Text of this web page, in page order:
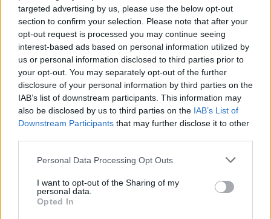
targeted advertising by us, please use the below opt-out
section to confirm your selection. Please note that after your
opt-out request is processed you may continue seeing
interest-based ads based on personal information utilized by
us or personal information disclosed to third parties prior to
your opt-out. You may separately opt-out of the further
disclosure of your personal information by third parties on the
IAB’s list of downstream participants. This information may
also be disclosed by us to third parties on the IAB’s List of
Downstream Participants that may further disclose it to other
Personal Data Processing Opt Outs
I want to opt-out of the Sharing of my
personal data.
Opted In
2026. augusztus 08., szombat
Vaddisznó szaladt le a budapesti
metróba, felszállt az egyik kocsira,
majd kilőtték – videóval